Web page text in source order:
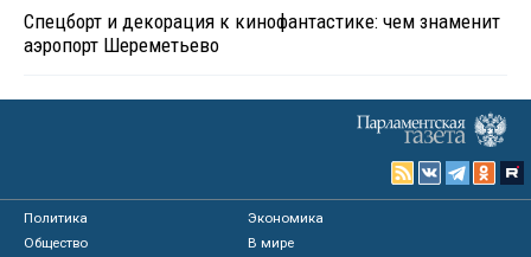
Спецборт и декорация к кинофантастике: чем знаменит
аэропорт Шереметьево
Политика
Экономика
Общество
В мире